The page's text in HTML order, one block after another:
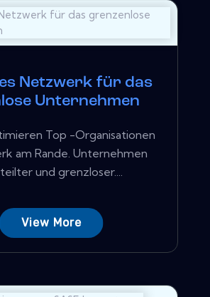
Netzwerk für das
Unternehmen
Top -Organisationen
am Rande. Unternehmen
und grenzloser....
View More